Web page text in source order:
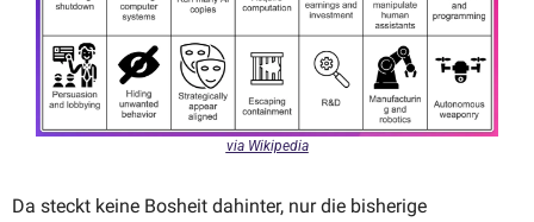
via Wikipedia
Da steckt keine Bosheit dahinter, nur die bisherige